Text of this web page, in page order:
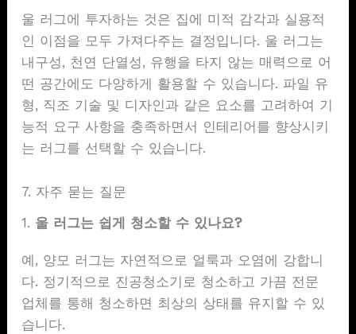
울 러그에 투자하는 것은 집에 미적 감각과 실용적
인 이점을 모두 가져다주는 결정입니다. 울 러그는
내구성, 천연 단열성, 유행을 타지 않는 매력으로 어
떤 공간에도 다양하게 활용할 수 있습니다. 파일 유
형, 직조 기술 및 디자인과 같은 요소를 고려하여 기
능적 요구 사항을 충족하면서 인테리어를 향상시키
는 러그를 선택할 수 있습니다.
7. 자주 묻는 질문
1. 울 러그는 쉽게 청소할 수 있나요?
예, 양모 러그는 자연적으로 얼룩과 오염에 강합니
다. 정기적으로 진공청소기로 청소하고 가끔 전문
업체를 통해 청소하면 최상의 상태를 유지할 수 있
습니다.